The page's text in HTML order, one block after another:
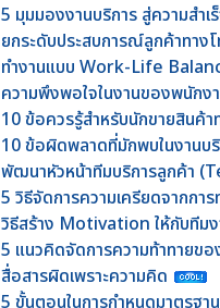
5 มุมมองงานบริการ สู่ความสำเ
ยกระดับประสบการณ์ลูกค้าทาง
ทำงานแบบ Work-Life
ความพึงพอใจในงานของพนักง
10 ข้อควรรู้สำหรับนักขายสินค้
10 ข้อผิดพลาดที่มักพบในงานบ
พัฒนาหัวหน้าทีมบริการลูกค้า
5 วิธีจัดการความเครียดจากก
วิธีสร้าง Motivation ให้กับที
5 แนวคิดจัดการความท้าทายข
สื่อสารผิดเพราะความคิด
5 ขั้นตอนในการกำหนดมาตรฐ